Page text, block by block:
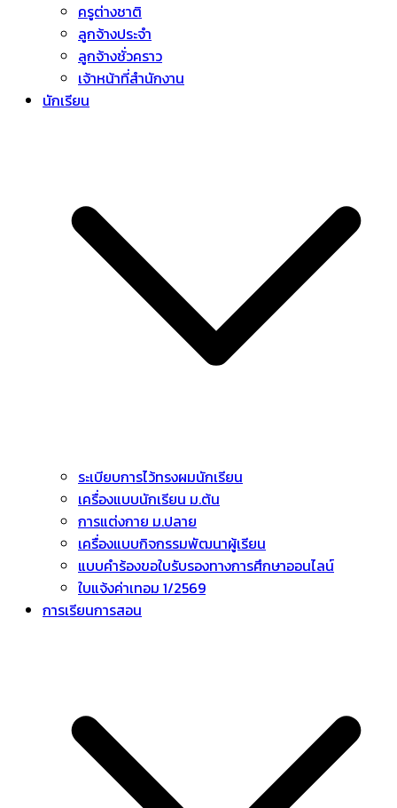
ครูต่างชาติ
ลูกจ้างประจำ
ลูกจ้างชั่วคราว
เจ้าหน้าที่สำนักงาน
นักเรียน
ระเบียบการไว้ทรงผมนักเรียน
เครื่องแบบนักเรียน ม.ต้น
การแต่งกาย ม.ปลาย
เครื่องแบบกิจกรรมพัฒนาผู้เรียน
แบบคำร้องขอใบรับรองทางการศึกษาออนไลน์
ใบแจ้งค่าเทอม 1/2569
การเรียนการสอน